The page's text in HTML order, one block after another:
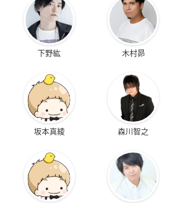
下野紘 木村昴
坂本真綾 森川智之